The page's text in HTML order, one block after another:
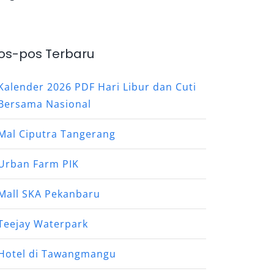
pos Terbaru
2026 PDF Hari Libur dan Cuti
Nasional
Ciputra Tangerang
Farm PIK
SKA Pekanbaru
Waterpark
di Tawangmangu